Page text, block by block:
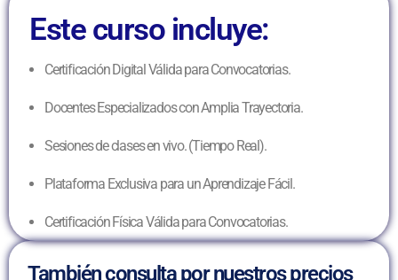
Este curso incluye:
Certificación Digital Válida para Convocatorias.
Docentes Especializados con Amplia Trayectoria.
Sesiones de clases en vivo. (Tiempo Real).
Plataforma Exclusiva para un Aprendizaje Fácil.
Certificación Física Válida para Convocatorias.
También consulta por nuestros precios